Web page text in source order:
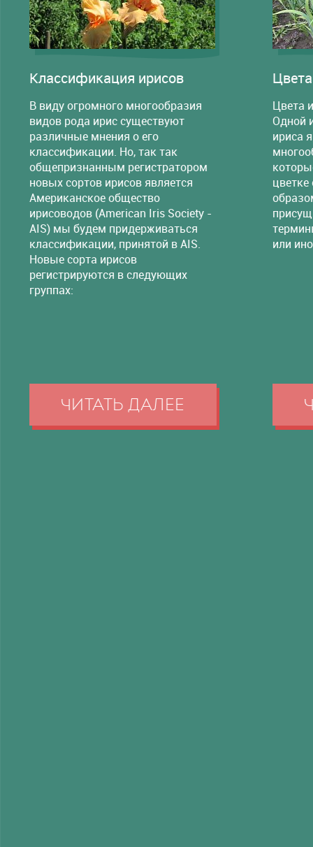
Классификация ирисов
В виду огромного многообразия
видов рода ирис существуют
различные мнения о его
классификации. Но, так так
общепризнанным регистратором
новых сортов ирисов является
Американское общество
ирисоводов (American Iris Society -
AIS) мы будем придерживаться
классификации, принятой в AIS.
Новые сорта ирисов
регистрируются в следующих
группах:
ЧИТАТЬ ДАЛЕЕ
Цвета
Одной
ириса
или